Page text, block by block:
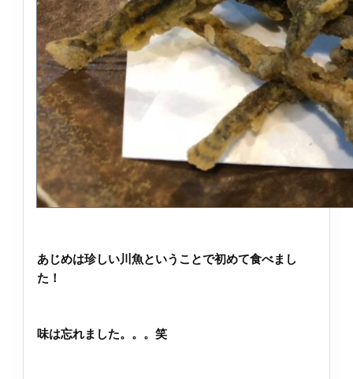
あじめは珍しい川魚ということで初めて食べまし
た！
味は忘れました。。。笑